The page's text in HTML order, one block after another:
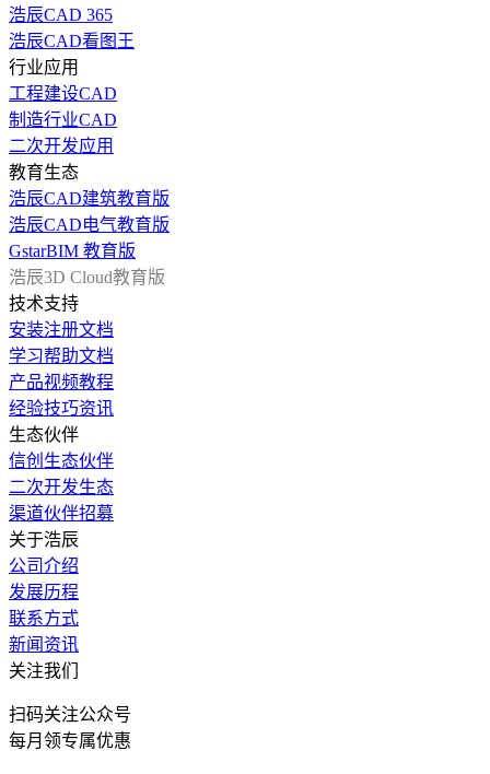
浩辰CAD 365
浩辰CAD看图王
行业应用
工程建设CAD
制造行业CAD
二次开发应用
教育生态
浩辰CAD建筑教育版
浩辰CAD电气教育版
GstarBIM 教育版
浩辰3D Cloud教育版
技术支持
安装注册文档
学习帮助文档
产品视频教程
经验技巧资讯
生态伙伴
信创生态伙伴
二次开发生态
渠道伙伴招募
关于浩辰
公司介绍
发展历程
联系方式
新闻资讯
关注我们
扫码关注公众号
每月领专属优惠